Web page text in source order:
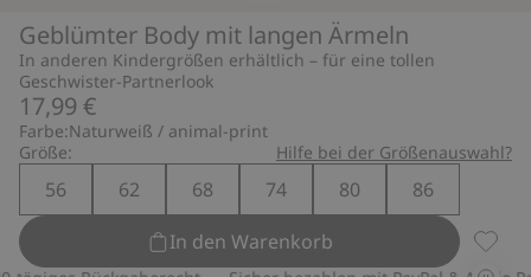
Geblümter Body mit langen Ärmeln
In anderen Kindergrößen erhältlich – für eine tollen
Geschwister-Partnerlook
17,99 €
Farbe:Naturweiß / animal-print
Größe:
Hilfe bei der Größenauswahl?
56 62 68 74 80
86
In den Warenkorb